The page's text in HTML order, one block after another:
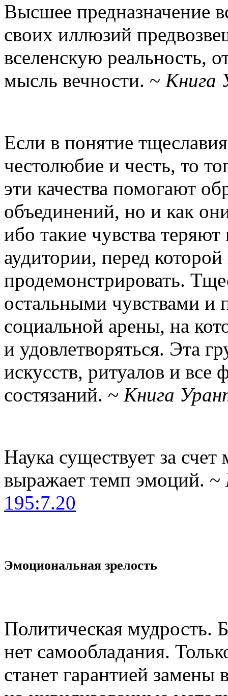
Высшее предназначение
своих иллюзий
вселенскую реальность,
мысль вечности. ~ Книга
Если в понятие
честолюбие и честь, то
эти качества помогают
объединений, но и как
ибо такие чувства
аудитории, перед
продемонстрировать.
остальными чувствами
социальной арены, на
и удовлетворяться. Эта
искусств, ритуалов и
состязаний. ~ Книга
Наука существует за
выражает темп эмоций. ~
195:7.20
Эмоциональная зрелость
Политическая мудрость.
нет самообладания.
станет гарантией замены